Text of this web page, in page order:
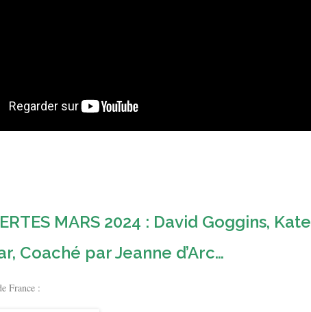
MARS 2024 : David Goggins, Kate
Coaché par Jeanne d’Arc…
France :